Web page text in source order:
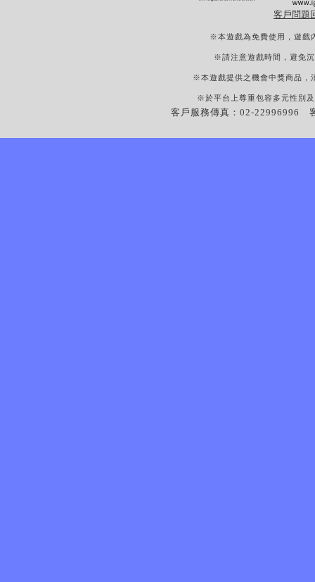
客戶問題
※本遊戲為免費使用，遊戲
※請注意遊戲時間，避免
※本遊戲提供之機會中獎商品，
※於平台上尊重包容多元性別
客戶服務傳真：02-22996996